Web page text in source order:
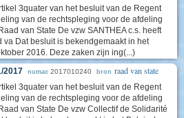
3quater van het besluit van de Regent
van de rechtspleging voor de afdeling
van State De vzw SANTHEA c.s. heeft
Dat besluit is bekendgemaakt in het
2016. Deze zaken zijn ing(...)
2017 numac 2017010240 bron raad van state
3quater van het besluit van de Regent
van de rechtspleging voor de afdeling
van State De vzw Collectif de Solidarité